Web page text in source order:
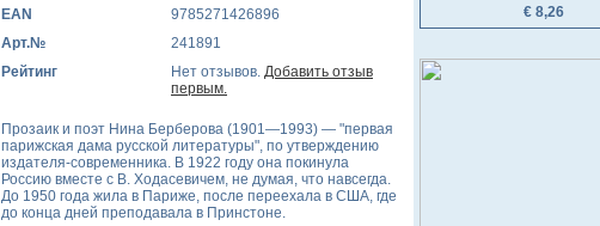
EAN
9785271426896
Арт.№
241891
Рейтинг
Нет отзывов. Добавить отзыв
первым.
Прозаик и поэт Нина Берберова (1901—1993) — "первая
парижская дама русской литературы", по утверждению
издателя-современника. В 1922 году она покинула
Россию вместе с В. Ходасевичем, не думая, что навсегда.
До 1950 года жила в Париже, после переехала в США, где
до конца дней преподавала в Принстоне.
€ 8,26